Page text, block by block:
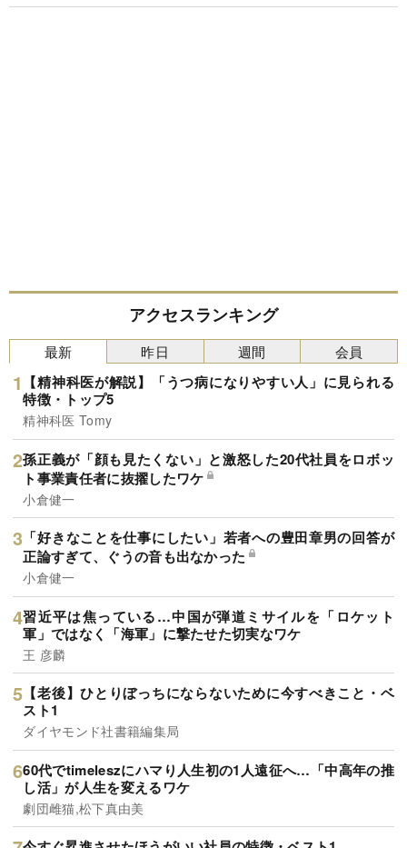
アクセスランキング
最新
【精神科医が解説】「うつ病になりやすい人」に見られる
特徴・トップ5
精神科医 Tomy
孫正義が「顔も見たくない」と激怒した20代社員をロボッ
ト事業責任者に抜擢したワケ
小倉健一
「好きなことを仕事にしたい」若者への豊田章男の回答が
正論すぎて、ぐうの音も出なかった
小倉健一
習近平は焦っている…中国が弾道ミサイルを「ロケット
軍」ではなく「海軍」に撃たせた切実なワケ
王 彦麟
【老後】ひとりぼっちにならないために今すべきこと・ベ
スト1
ダイヤモンド社書籍編集局
60代でtimeleszにハマり人生初の1人遠征へ…「中高年の推
し活」が人生を変えるワケ
劇団雌猫,松下真由美
昨日 週間 会員